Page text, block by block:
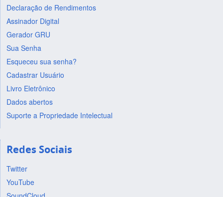
Declaração de Rendimentos
Assinador Digital
Gerador GRU
Sua Senha
Esqueceu sua senha?
Cadastrar Usuário
Livro Eletrônico
Dados abertos
Suporte a Propriedade Intelectual
Redes Sociais
Twitter
YouTube